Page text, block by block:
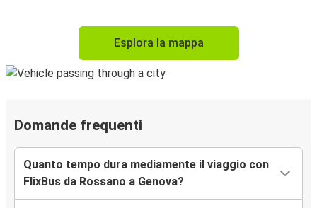
Esplora la mappa
Domande frequenti
Quanto tempo dura mediamente il viaggio con
FlixBus da Rossano a Genova?